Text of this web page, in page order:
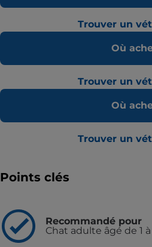
Trouver un
Où
Trouver un
Où
Trouver un
Points clés
Recommandé pour
Chat adulte âgé de 1 à